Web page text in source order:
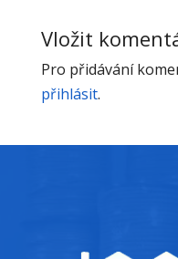
Vložit
Pro přidávání
přihlásit.